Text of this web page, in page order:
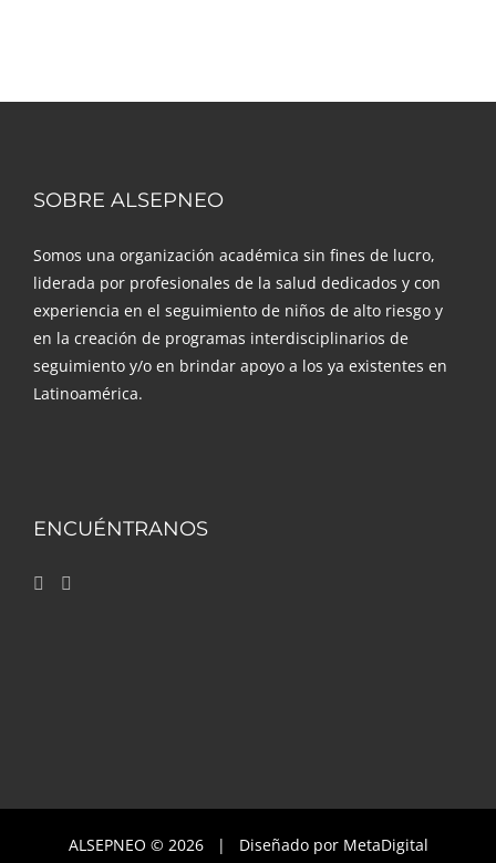
SOBRE ALSEPNEO
Somos una organización académica sin fines de lucro,
liderada por profesionales de la salud dedicados y con
experiencia en el seguimiento de niños de alto riesgo y
en la creación de programas interdisciplinarios de
seguimiento y/o en brindar apoyo a los ya existentes en
Latinoamérica.
ENCUÉNTRANOS
ALSEPNEO © 2026 | Diseñado por MetaDigital